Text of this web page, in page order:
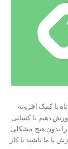
با کمک افزونه
دهیم تا کسانی
را بدون هیچ مشکلی
ما باشید تا کار